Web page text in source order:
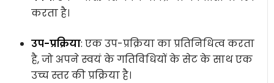
करता है।
उप-प्रक्रिया: एक उप-प्रक्रिया का प्रतिनिधित्व करता
है, जो अपने स्वयं के गतिविधियों के सेट के साथ एक
उच्च स्तर की प्रक्रिया है।